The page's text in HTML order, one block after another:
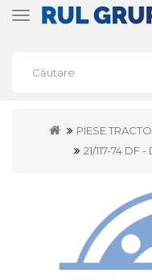
Toggle
PIESE
21/117-74 DF